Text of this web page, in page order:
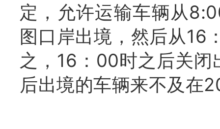
定，允许运输车辆从
图口岸出境，然后从16
之，16： 00时之后关闭
后出境的车辆来不及在